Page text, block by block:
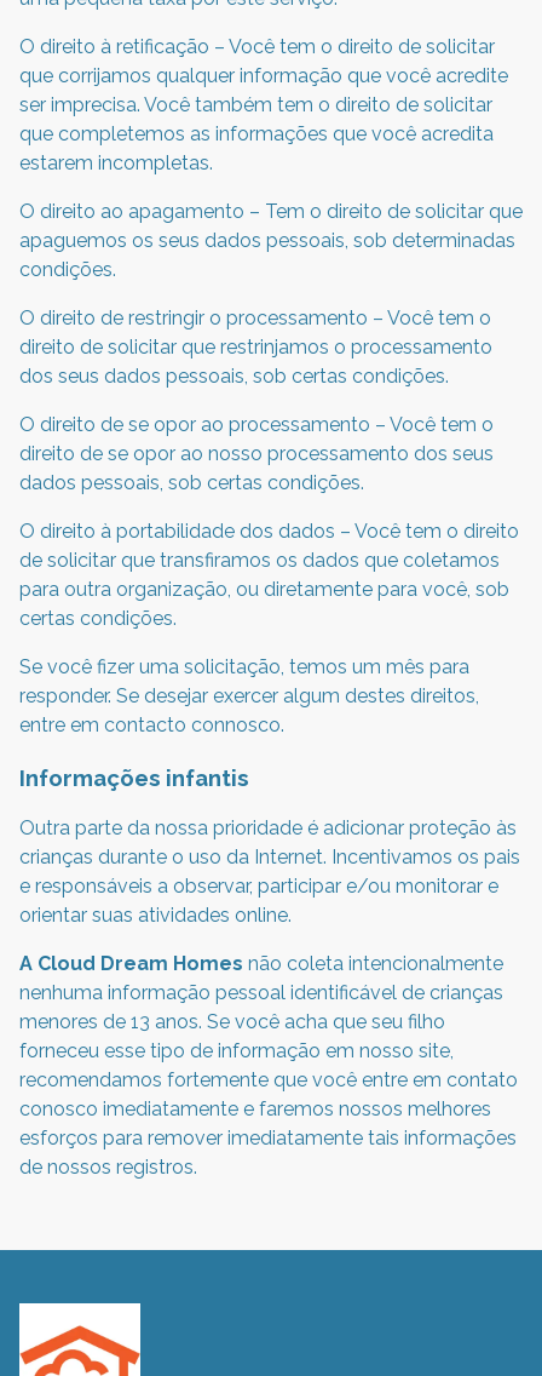
O direito à retificação – Você tem o direito de solicitar
que corrijamos qualquer informação que você acredite
ser imprecisa. Você também tem o direito de solicitar
que completemos as informações que você acredita
estarem incompletas.
O direito ao apagamento – Tem o direito de solicitar que
apaguemos os seus dados pessoais, sob determinadas
condições.
O direito de restringir o processamento – Você tem o
direito de solicitar que restrinjamos o processamento
dos seus dados pessoais, sob certas condições.
O direito de se opor ao processamento – Você tem o
direito de se opor ao nosso processamento dos seus
dados pessoais, sob certas condições.
O direito à portabilidade dos dados – Você tem o direito
de solicitar que transfiramos os dados que coletamos
para outra organização, ou diretamente para você, sob
certas condições.
Se você fizer uma solicitação, temos um mês para
responder. Se desejar exercer algum destes direitos,
entre em contacto connosco.
Informações infantis
Outra parte da nossa prioridade é adicionar proteção às
crianças durante o uso da Internet. Incentivamos os pais
e responsáveis a observar, participar e/ou monitorar e
orientar suas atividades online.
A Cloud Dream Homes não coleta intencionalmente
nenhuma informação pessoal identificável de crianças
menores de 13 anos. Se você acha que seu filho
forneceu esse tipo de informação em nosso site,
recomendamos fortemente que você entre em contato
conosco imediatamente e faremos nossos melhores
esforços para remover imediatamente tais informações
de nossos registros.